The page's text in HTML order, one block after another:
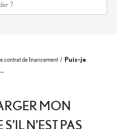
contrat de financement
Puis-je
MON
N’EST PAS